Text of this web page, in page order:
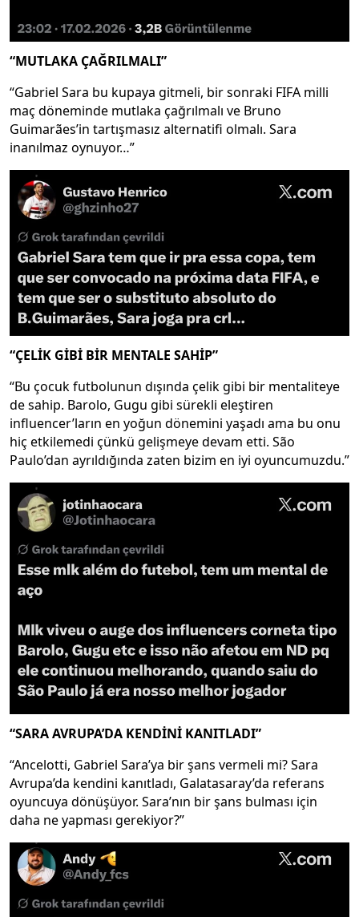
“MUTLAKA ÇAĞRILMALI”
“Gabriel Sara bu kupaya gitmeli, bir sonraki FIFA milli
maç döneminde mutlaka çağrılmalı ve Bruno
Guimarães’in tartışmasız alternatifi olmalı. Sara
inanılmaz oynuyor…”
“ÇELİK GİBİ BİR MENTALE SAHİP”
“Bu çocuk futbolunun dışında çelik gibi bir mentaliteye
de sahip. Barolo, Gugu gibi sürekli eleştiren
influencer’ların en yoğun dönemini yaşadı ama bu onu
hiç etkilemedi çünkü gelişmeye devam etti. São
Paulo’dan ayrıldığında zaten bizim en iyi oyuncumuzdu.”
“SARA AVRUPA’DA KENDİNİ KANITLADI”
“Ancelotti, Gabriel Sara’ya bir şans vermeli mi? Sara
Avrupa’da kendini kanıtladı, Galatasaray’da referans
oyuncuya dönüşüyor. Sara’nın bir şans bulması için
daha ne yapması gerekiyor?”